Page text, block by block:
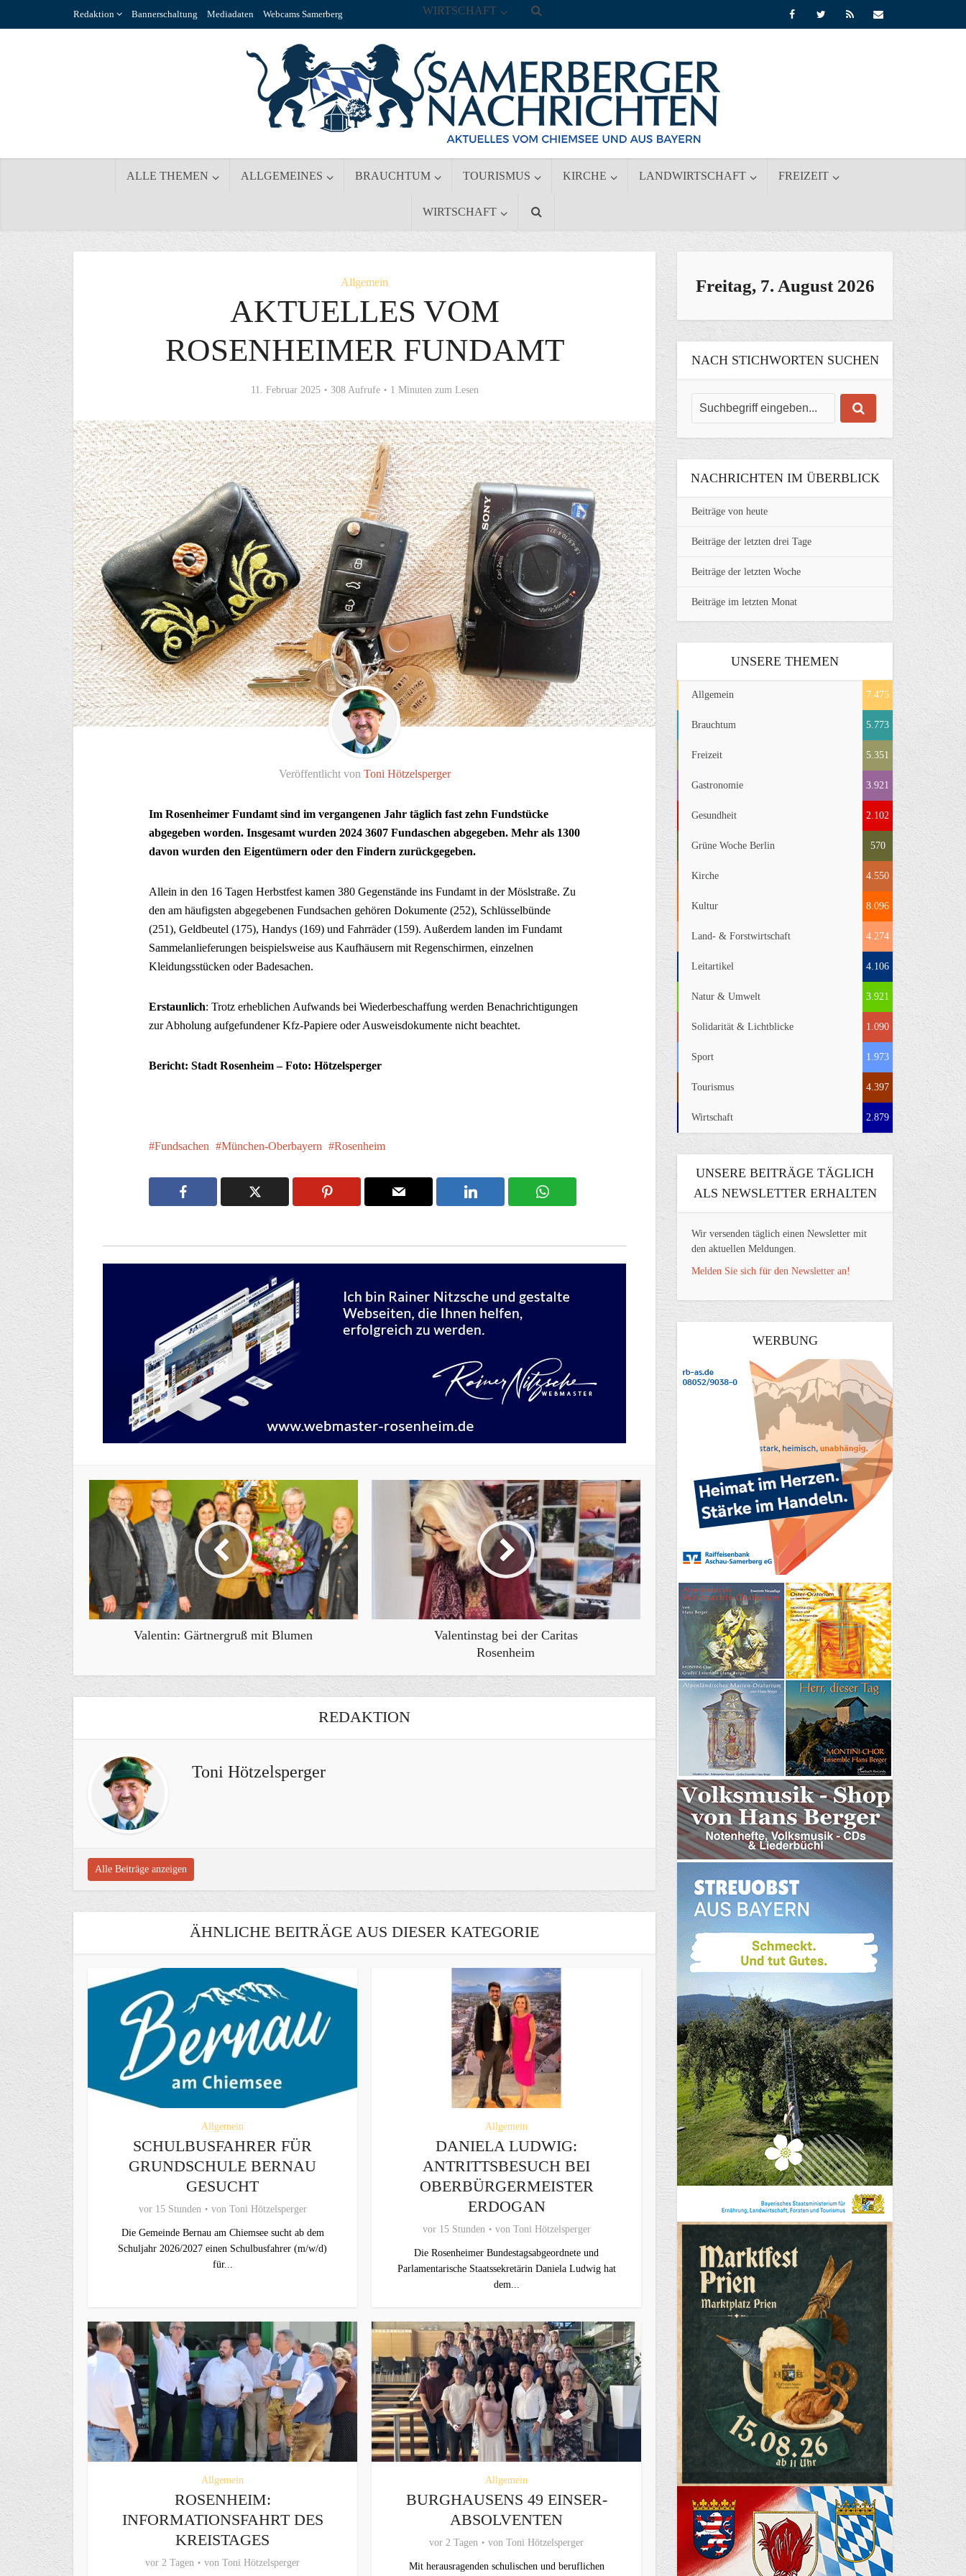
Redaktion Bannerschaltung Mediadaten Webcams Samerberg
ALLE THEMEN ALLGEMEINES BRAUCHTUM TOURISMUS KIRCHE LANDWIRTSCHAFT FREIZEIT
WIRTSCHAFT
WIRTSCHAFT
Allgemein
AKTUELLES VOM
ROSENHEIMER FUNDAMT
11. Februar 2025 308 Aufrufe 1 Minuten zum Lesen
Veröffentlicht von Toni Hötzelsperger
Im Rosenheimer Fundamt sind im vergangenen Jahr täglich fast zehn Fundstücke
abgegeben worden. Insgesamt wurden 2024 3607 Fundaschen abgegeben. Mehr als 1300
davon wurden den Eigentümern oder den Findern zurückgegeben.
Allein in den 16 Tagen Herbstfest kamen 380 Gegenstände ins Fundamt in der Möslstraße. Zu
den am häufigsten abgegebenen Fundsachen gehören Dokumente (252), Schlüsselbünde
(251), Geldbeutel (175), Handys (169) und Fahrräder (159). Außerdem landen im Fundamt
Sammelanlieferungen beispielsweise aus Kaufhäusern mit Regenschirmen, einzelnen
Kleidungsstücken oder Badesachen.
Erstaunlich: Trotz erheblichen Aufwands bei Wiederbeschaffung werden Benachrichtigungen
zur Abholung aufgefundener Kfz-Papiere oder Ausweisdokumente nicht beachtet.
Bericht: Stadt Rosenheim – Foto: Hötzelsperger
Fundsachen München-Oberbayern Rosenheim
Valentin: Gärtnergruß mit Blumen
Valentinstag bei der Caritas
Rosenheim
REDAKTION
Toni Hötzelsperger
Alle Beiträge anzeigen
ÄHNLICHE BEITRÄGE AUS DIESER KATEGORIE
Allgemein
SCHULBUSFAHRER FÜR
GRUNDSCHULE BERNAU
GESUCHT
vor 15 Stunden von Toni Hötzelsperger
Die Gemeinde Bernau am Chiemsee sucht ab dem
Schuljahr 2026/2027 einen Schulbusfahrer (m/w/d)
für...
Allgemein
DANIELA LUDWIG:
ANTRITTSBESUCH BEI
OBERBÜRGERMEISTER
ERDOGAN
vor 15 Stunden von Toni Hötzelsperger
Die Rosenheimer Bundestagsabgeordnete und
Parlamentarische Staatssekretärin Daniela Ludwig hat
dem...
Allgemein
ROSENHEIM:
INFORMATIONSFAHRT DES
KREISTAGES
vor 2 Tagen von Toni Hötzelsperger
Allgemein
BURGHAUSENS 49 EINSER-
ABSOLVENTEN
vor 2 Tagen von Toni Hötzelsperger
Mit herausragenden schulischen und beruflichen
Freitag, 7. August 2026
NACH STICHWORTEN SUCHEN
NACHRICHTEN IM ÜBERBLICK
Beiträge von heute
Beiträge der letzten drei Tage
Beiträge der letzten Woche
Beiträge im letzten Monat
UNSERE THEMEN
Allgemein 7.475
Brauchtum 5.773
Freizeit 5.351
Gastronomie 3.921
Gesundheit 2.102
Grüne Woche Berlin 570
Kirche 4.550
Kultur 8.096
Land- & Forstwirtschaft 4.274
Leitartikel 4.106
Natur & Umwelt 3.921
Solidarität & Lichtblicke 1.090
Sport 1.973
Tourismus 4.397
Wirtschaft 2.879
UNSERE BEITRÄGE TÄGLICH
ALS NEWSLETTER ERHALTEN
Wir versenden täglich einen Newsletter mit
den aktuellen Meldungen.
Melden Sie sich für den Newsletter an!
WERBUNG